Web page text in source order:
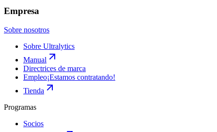
Empresa
Sobre nosotros
Sobre Ultralytics
Manual
Directrices de marca
Empleo¡Estamos contratando!
Tienda
Programas
Socios